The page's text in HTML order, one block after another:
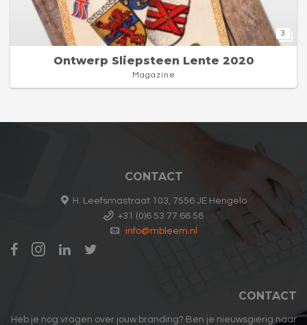
3
Ontwerp Sliepsteen Lente 2020
Magazine
CONTACT
H. Leefsmastraat 103, 7556 JE Hengelo
+31 (0)6 53 77 66 58
info@mbleem.nl
CONTACT
Heb je nog vragen over jouw branding? Ben je nieuwsgierig naar